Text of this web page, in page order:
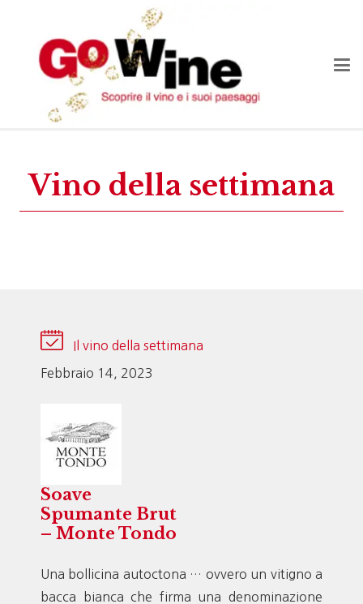
Vino della settimana
Il vino della settimana
Febbraio 14, 2023
Soave
Spumante Brut
– Monte Tondo
Una bollicina autoctona … ovvero un vitigno a
bacca bianca che firma una denominazione